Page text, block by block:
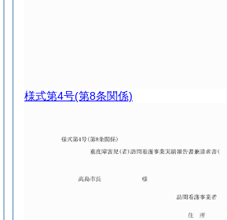
様式第4号(第8条関係)